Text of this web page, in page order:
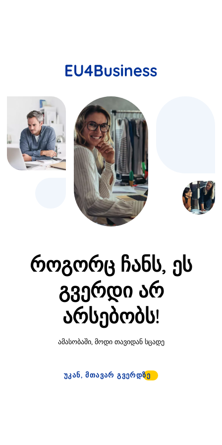
როგორც ჩანს, ეს
გვერდი არ
არსებობს!
ამასობაში, მოდი თავიდან სცადე
ᲣᲙᲐᲜ, ᲛᲗᲐᲕᲐᲠ ᲒᲕᲔᲠᲓᲖᲔ